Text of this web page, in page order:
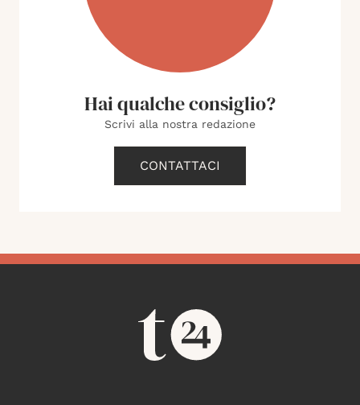
Hai qualche consiglio?
Scrivi alla nostra redazione
CONTATTACI